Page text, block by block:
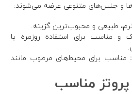
و جنس‌های متنوعی عرضه می‌شوند:
نرم، طبیعی و محبوب‌ترین گزینه.
و مناسب برای استفاده روزمره یا
مناسب برای محیط‌های مرطوب مانند
مناسب